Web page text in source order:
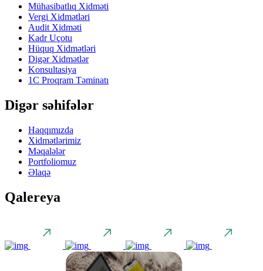
Mühasibatlıq Xidməti
Vergi Xidmətləri
Audit Xidməti
Kadr Uçotu
Hüquq Xidmətləri
Digər Xidmətlər
Konsultasiya
1C Proqram Təminatı
Digər səhifələr
Haqqımızda
Xidmətlərimiz
Məqalələr
Portfoliomuz
Əlaqə
Qalereya